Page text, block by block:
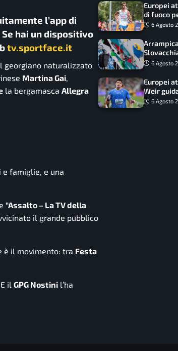
l’app di
hai un dispositivo
tv.sportface.it
georgiano naturalizzato
Martina Gai,
la bergamasca Allegra
famiglie, e una
“Assalto – La TV della
il grande pubblico
è il movimento: tra Festa
il GPG Nostini l’ha
Europei
di fuoco
6 Agosto
Series
6 Agosto
Europei
Weir
difende il
6 Agosto